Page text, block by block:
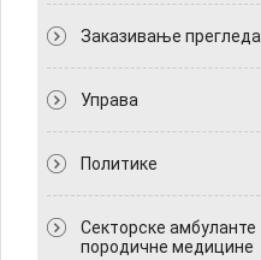
Заказивање прегледа
Управа
Политикe
Секторске амбуланте
породичне медицине